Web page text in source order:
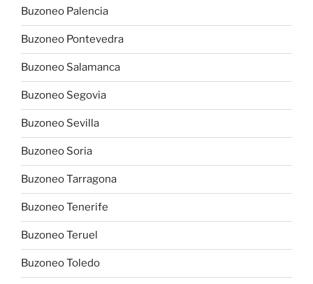
Buzoneo Palencia
Buzoneo Pontevedra
Buzoneo Salamanca
Buzoneo Segovia
Buzoneo Sevilla
Buzoneo Soria
Buzoneo Tarragona
Buzoneo Tenerife
Buzoneo Teruel
Buzoneo Toledo